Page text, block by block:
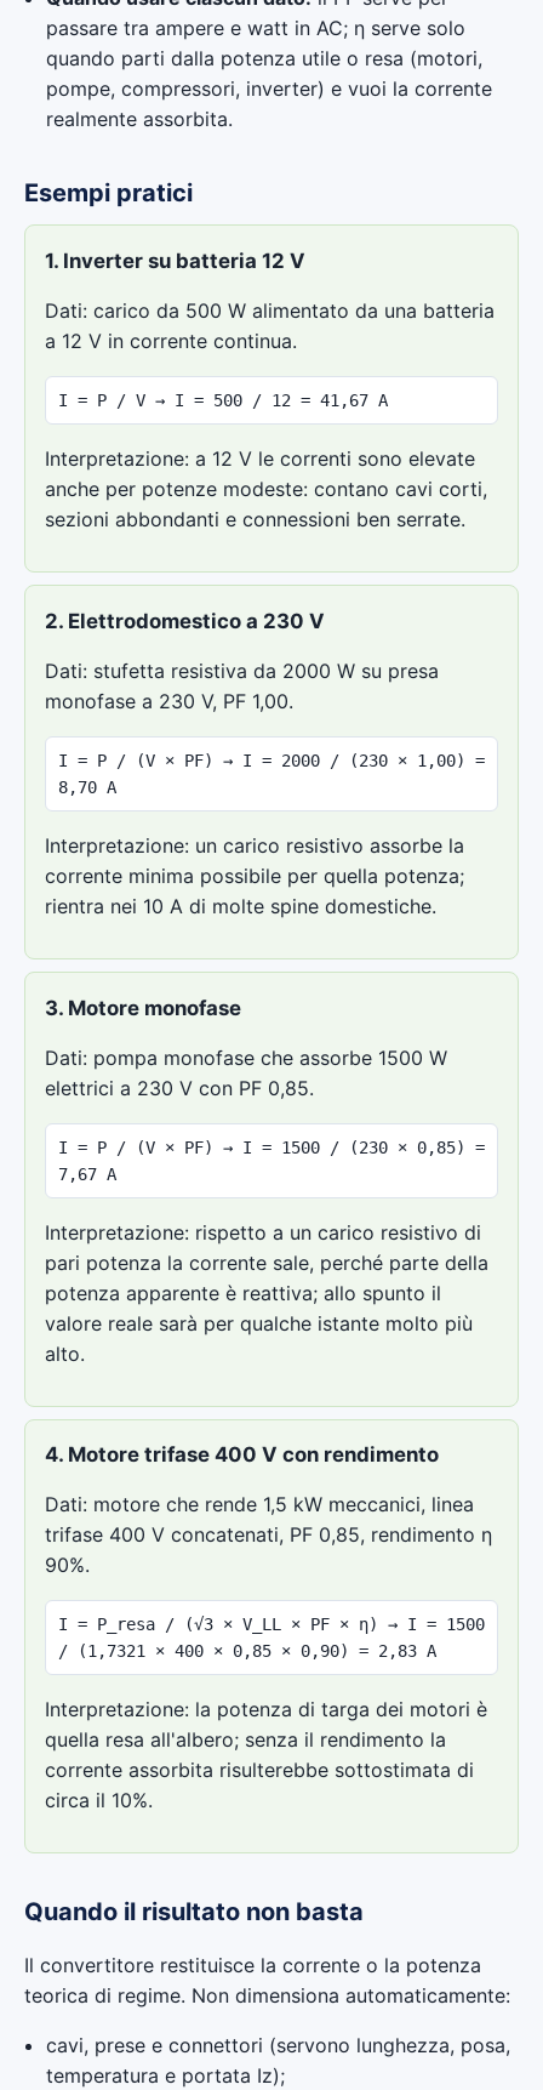
passare tra ampere e watt in AC; η serve solo
quando parti dalla potenza utile o resa (motori,
pompe, compressori, inverter) e vuoi la corrente
realmente assorbita.
Esempi pratici
1. Inverter su batteria 12 V
Dati: carico da 500 W alimentato da una batteria
a 12 V in corrente continua.
I = P / V → I = 500 / 12 = 41,67 A
Interpretazione: a 12 V le correnti sono elevate
anche per potenze modeste: contano cavi corti,
sezioni abbondanti e connessioni ben serrate.
2. Elettrodomestico a 230 V
Dati: stufetta resistiva da 2000 W su presa
monofase a 230 V, PF 1,00.
I = P / (V × PF) → I = 2000 / (230 × 1,00) =
8,70 A
Interpretazione: un carico resistivo assorbe la
corrente minima possibile per quella potenza;
rientra nei 10 A di molte spine domestiche.
3. Motore monofase
Dati: pompa monofase che assorbe 1500 W
elettrici a 230 V con PF 0,85.
I = P / (V × PF) → I = 1500 / (230 × 0,85) =
7,67 A
Interpretazione: rispetto a un carico resistivo di
pari potenza la corrente sale, perché parte della
potenza apparente è reattiva; allo spunto il
valore reale sarà per qualche istante molto più
alto.
4. Motore trifase 400 V con rendimento
Dati: motore che rende 1,5 kW meccanici, linea
trifase 400 V concatenati, PF 0,85, rendimento η
90%.
I = P_resa / (√3 × V_LL × PF × η) → I = 1500
/ (1,7321 × 400 × 0,85 × 0,90) = 2,83 A
Interpretazione: la potenza di targa dei motori è
quella resa all'albero; senza il rendimento la
corrente assorbita risulterebbe sottostimata di
circa il 10%.
Quando il risultato non basta
Il convertitore restituisce la corrente o la potenza
teorica di regime. Non dimensiona automaticamente:
cavi, prese e connettori (servono lunghezza, posa,
temperatura e portata Iz);